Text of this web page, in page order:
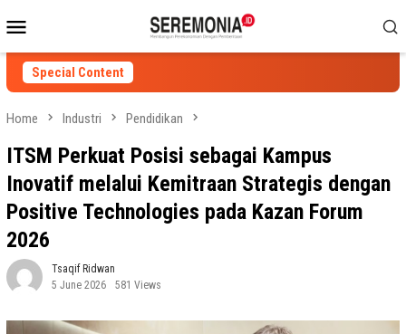
to
contentMenu
Special Content
Home Industri Pendidikan
ITSM Perkuat Posisi sebagai Kampus
Inovatif melalui Kemitraan Strategis dengan
Positive Technologies pada Kazan Forum
2026
Tsaqif Ridwan
5 June 2026
581 Views